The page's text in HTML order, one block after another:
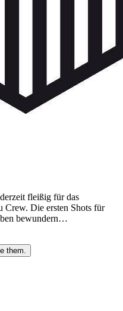
fleißig für das
Die ersten Shots für
bewundern…
them.